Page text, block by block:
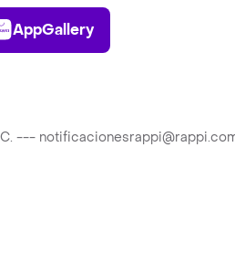
AppGallery
AppGallery
---